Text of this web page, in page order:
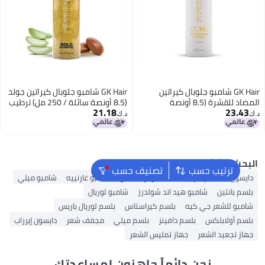
GK Hair شامبو جلوبال كيراتين
المضاد للقشرة (8.5 أونصة
سائلة/250 مل) - تنظيف عميق
وإزالة الشوائب شامبو خالي
GK Hair شامبو جلوبال كيراتين جولد
(8.5 أونصة سائلة / 250 مل) ترطيب
الشعر وتألقه وحمايته بزيت الأركان
وزبدة الشيا والزيوت الطبيعية لجميع
21.18
ترتيب حسب تصنيف حسب الشائع
بلسم غارنييه شامبو أولابلكس شامبو غارنييه
شامبو ميلي
بانتين
شامبو هيد اند شولدرز
شامبو لوريال
للشعر جي كيه
بلسم كيراستاس
بلسم لوريال باريس
أولابلكس
بلسم دافينز بلسم ميلي مجفف شعر
دايسون إيرراب
تجعيد الشعر
جهاز تمليس الشعر